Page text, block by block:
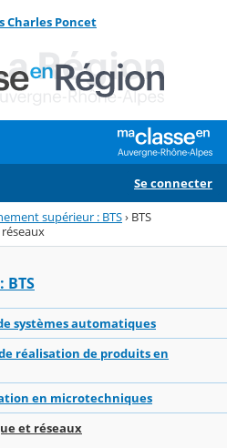
Charles Poncet
Se connecter
supérieur : BTS› BTS
BTS
systèmes automatiques
réalisation de produits en
en microtechniques
et réseaux